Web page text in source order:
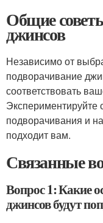
Общие
джинсов
Независимо от
подворачивание
соответствовать
подворачивания и
подходит вам.
Связанные
Вопрос 1: Какие
джинсов будут